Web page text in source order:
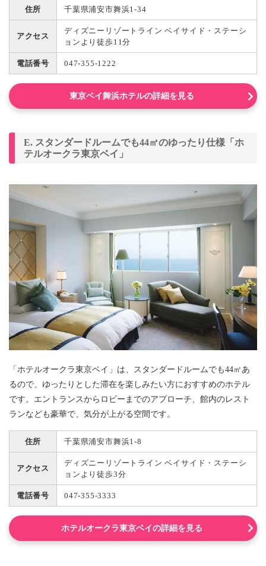
住所 千葉県浦安市舞浜1-34
アクセス
ディズニーリゾートライン ベイサイド・ステーシ
ョンより徒歩11分
電話番号 047-355-1222
東京ベイ舞浜ホテルの詳細を見る
E. スタンダードルームでも44㎡のゆったり仕様「ホ
テルオークラ東京ベイ」
「ホテルオークラ東京ベイ」は、スタンダードルームでも44㎡あ
るので、ゆったりとした滞在を楽しみたい方におすすめのホテル
です。エントランスからロビーまでのアプローチ、館内のレスト
ランなども豪華で、気分が上がる空間です。
住所 千葉県浦安市舞浜1-8
アクセス
ディズニーリゾートライン ベイサイド・ステーシ
ョンより徒歩3分
電話番号 047-355-3333
ホテルオークラ東京ベイの詳細を見る